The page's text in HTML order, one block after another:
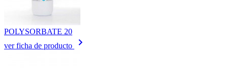
POLYSORBATE 20
ver ficha de producto
keyboard_arrow_right